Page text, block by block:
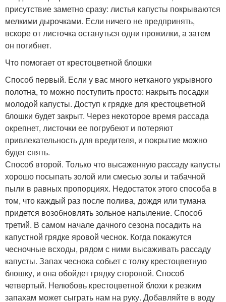
присутствие заметно сразу: листья капусты покрываются
мелкими дырочками. Если ничего не предпринять,
вскоре от листочка остануться одни прожилки, а затем
он погибнет.
Что помогает от крестоцветной блошки
Способ первый. Если у вас много нетканого укрывного
полотна, то можно поступить просто: накрыть посадки
молодой капусты. Доступ к грядке для крестоцветной
блошки будет закрыт. Через некоторое время рассада
окрепнет, листочки ее погрубеют и потеряют
привлекательность для вредителя, и покрытие можно
будет снять.
Способ второй. Только что высаженную рассаду капусты
хорошо посыпать золой или смесью золы и табачной
пыли в равных пропорциях. Недостаток этого способа в
том, что каждый раз после полива, дождя или тумана
придется возобновлять зольное напыление. Способ
третий. В самом начале дачного сезона посадить на
капустной грядке яровой чеснок. Когда покажутся
чесночные всходы, рядом с ними высаживать рассаду
капусты. Запах чеснока собьет с толку крестоцветную
блошку, и она обойдет грядку стороной. Способ
четвертый. Нелюбовь крестоцветной блохи к резким
запахам может сыграть нам на руку. Добавляйте в воду